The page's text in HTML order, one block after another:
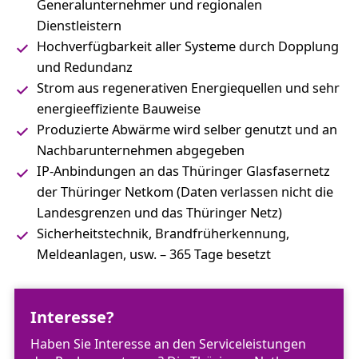
Generalunternehmer und regionalen
Dienstleistern
Hochverfügbarkeit aller Systeme durch Dopplung
und Redundanz
Strom aus regenerativen Energiequellen und sehr
energieeffiziente Bauweise
Produzierte Abwärme wird selber genutzt und an
Nachbarunternehmen abgegeben
IP-Anbindungen an das Thüringer Glasfasernetz
der Thüringer Netkom (Daten verlassen nicht die
Landesgrenzen und das Thüringer Netz)
Sicherheitstechnik, Brandfrüherkennung,
Meldeanlagen, usw. – 365 Tage besetzt
Interesse?
Haben Sie Interesse an den Serviceleistungen